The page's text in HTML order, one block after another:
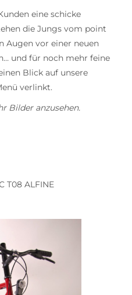
eine schicke
die Jungs vom point
Augen vor einer neuen
und für noch mehr feine
Blick auf unsere
verlinkt.
Bilder anzusehen.
T08 ALFINE